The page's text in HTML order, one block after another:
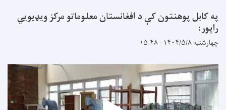
په کابل پوهنتون کې د افغانستان معلوماتو مرکز ویډیويي
راپور:
چهارشنبه ۱۴۰۴/۵/۸ - ۱۵:۴۸